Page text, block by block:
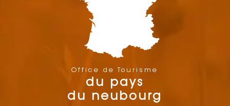
Office de Tourisme
du pays
du neubourg